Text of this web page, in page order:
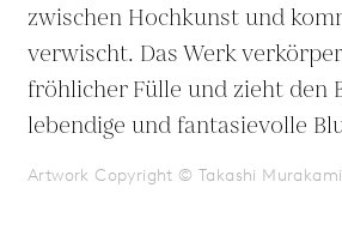
zwischen Hochkunst und
verwischt. Das Werk
fröhlicher Fülle und zieht den
lebendige und fantasievolle
Artwork Copyright © Takashi Murakami